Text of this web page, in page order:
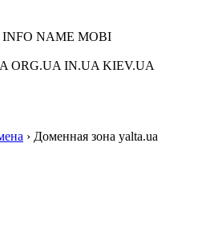
NAME MOBI
ORG.UA IN.UA KIEV.UA
› Доменная зона yalta.ua